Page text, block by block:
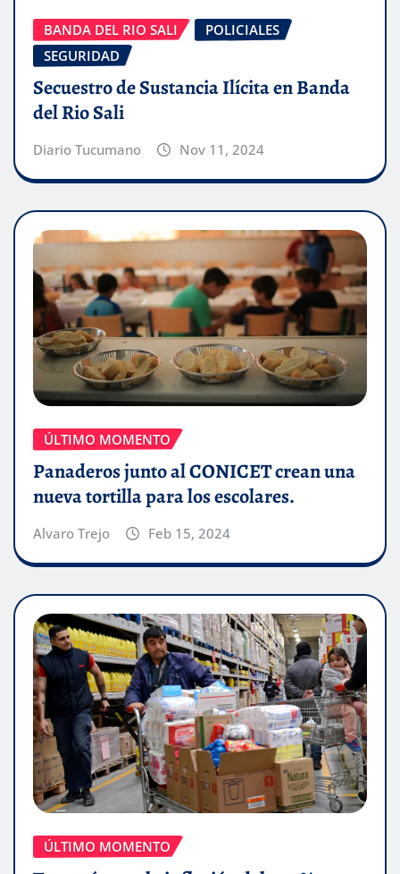
BANDA DEL RIO SALI
POLICIALES
SEGURIDAD
Secuestro de Sustancia Ilícita en Banda
del Rio Sali
Diario Tucumano Nov 11, 2024
ÚLTIMO MOMENTO
Panaderos junto al CONICET crean una
nueva tortilla para los escolares.
Alvaro Trejo Feb 15, 2024
ÚLTIMO MOMENTO